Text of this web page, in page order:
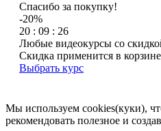
Спасибо за покупку!
-20%
20 : 09 : 26
Любые видеокурсы со
Скидка применится в
Выбрать курс
Мы используем cookies(куки),
рекомендовать полезное и